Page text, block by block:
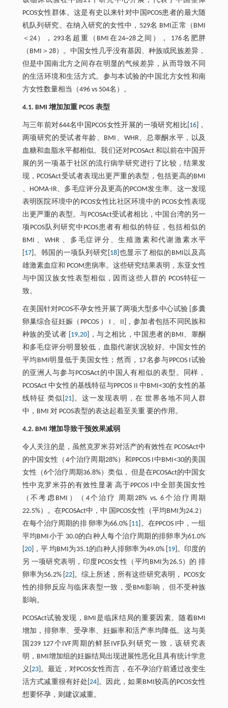
PCOS女性群体。这是有史以来针对中国PCOS患者的最大随
机队列研究。在纳入研究的女性中，529名 BMI正常（BMI
＜24），293名超重（BMI在24~28之间）， 176名肥胖
（BMI＞28）。中国女性几乎没有基因、种族或民族差异，
但是中国南北方之间存在明显的气候差异，从而导致不同
的生活环境和生活方式。参与本试验的中国北方女性和南
方女性数量相当（496 vs 504名）。
4.1. BMI 增加加重 PCOS 表型
与三年前对644名中国PCOS女性开展的一项研究相比[ 16 ]，
两项研究的受试者年龄、BMI、WHR、总睾酮水平，以及
血糖和血脂水平都相似。我们还对PCOSAct 和以前在中国开
展的另一项基于社区的流行病学研究进行了比较，结果发
现，PCOSAct受试者表现出更严重的表型，包括更高的BMI
、HOMA-IR、多毛症评分及更高的PCOM发生率。这一发现
表明医院环境中的PCOS女性比社区环境中的 PCOS女性表现
出更严重的表型。与PCOSAct受试者相比，中国台湾的另一
项PCOS队列研究中PCOS患者有相似的特征，包括相似的
BMI 、WHR 、多毛症评分、生殖激素和代谢激素水平
17]。韩国的一项队列研究[ 18 ]也显示了相似的BMI以及高
雄激素血症和 PCOM患病率。这些研究结果表明，东亚女性
与中国汉族女性表型相似，因而这些人群的 PCOS特征一
致。
在美国针对PCOS不孕女性开展了两项大型多中心试验 [多囊
卵巢综合征妊娠（PPCOS ） I 、II]，参加者包括不同民族和
种族的受试者 [ 19,20]，与之相比，中国患者的BMI、睾酮
和多毛症评分明显较低，血脂代谢状况较好。中国女性的
平均BMI明显低于美国女性；然而，17名参与PPCOS I试验
的亚洲人与参与PCOSAct的中国人有相似的表型。同样，
PCOSAct 中女性的基线特征与PPCOS II 中BMI<30的女性的基
线特征 类似[ 21]。这一发现表明，在 世界各地不同人群
中，BMI 对 PCOS表型的表达起着至关重 要的作用。
4.2. BMI 增加导致干预效果减弱
令人关注的是，虽然克罗米芬对活产的有效性在 PCOSAct中
的中国女性（4个治疗周期28%）和PPCOS I中BMI<30的美国
女性（6个治疗周期36.8%）类似， 但是在PCOSAct的中国女
性中克罗米芬的有效性显著 高于PPCOS I中全部美国女性
（不考虑BMI）（4个治疗 周期28% vs. 6个治疗周期
22.5%）。在PCOSAct中，中 国PCOS女性（平均BMI为24.2）
在每个治疗周期的排 卵率为66.0% [ 11 ]。在PPCOS I中，一组
平均BMI小于 30.0的白种人每个治疗周期的排卵率为61.0%
20]，平 均BMI为35.1的白种人排卵率为49.0% [ 19]。印度的
另 一项研究表明，印度PCOS女性（平均BMI为26.5）的 排
卵率为56.2% [22 ]。综上所述，所有这些研究表明， PCOS女
性的排卵反应与临床表型一致，受BMI影响， 但不受种族
影响。
PCOSAct试验发现，BMI是临床结局的重要因素。随着BMI
增加，排卵率、受孕率、妊娠率和活产率均降低。这与美
国239 127个IVF周期的鲜胚IVF队列研究一致，该研究表
明，BMI增加组的妊娠结局出现进展性恶化且具有统计学意
义[ 23]。最近，对PCOS女性而言，在不孕治疗前通过改变生
活方式减重很有好处[ 24]。因此，如果BMI较高的PCOS女性
想要怀孕，则建议减重。